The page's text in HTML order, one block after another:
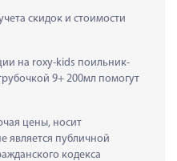
скидок и стоимости
на roxy-kids поильник-
9+ 200мл помогут
цены, носит
является публичной
кодекса